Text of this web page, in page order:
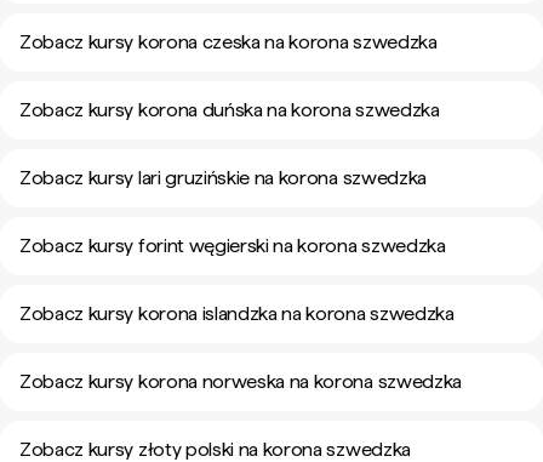
Zobacz kursy korona czeska na korona szwedzka
Zobacz kursy korona duńska na korona szwedzka
Zobacz kursy lari gruzińskie na korona szwedzka
Zobacz kursy forint węgierski na korona szwedzka
Zobacz kursy korona islandzka na korona szwedzka
Zobacz kursy korona norweska na korona szwedzka
Zobacz kursy złoty polski na korona szwedzka